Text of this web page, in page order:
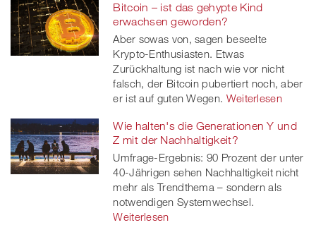
Bitcoin – ist das gehypte Kind
erwachsen geworden?
Aber sowas von, sagen beseelte
Krypto-Enthusiasten. Etwas
Zurückhaltung ist nach wie vor nicht
falsch, der Bitcoin pubertiert noch, aber
er ist auf guten Wegen. Weiterlesen
Wie halten's die Generationen Y und
Z mit der Nachhaltigkeit?
Umfrage-Ergebnis: 90 Prozent der unter
40-Jährigen sehen Nachhaltigkeit nicht
mehr als Trendthema – sondern als
notwendigen Systemwechsel.
Weiterlesen